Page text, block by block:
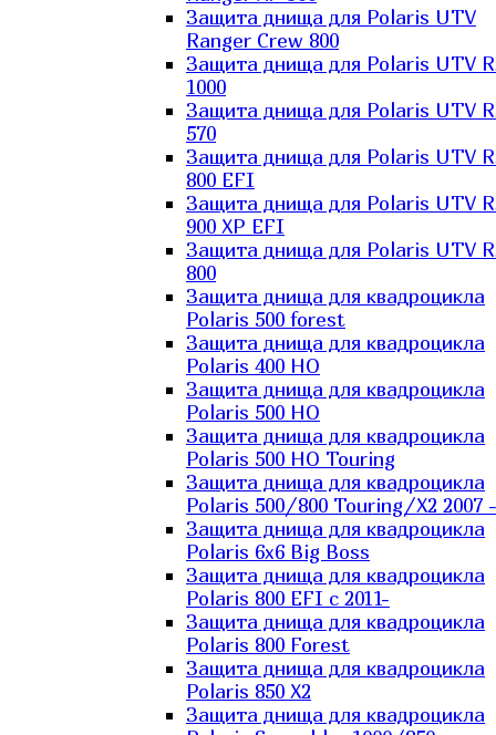
Защита днища для Polaris UTV
Ranger Сrew 800
Защита днища для Polaris UTV
1000
Защита днища для Polaris UTV
570
Защита днища для Polaris UTV
800 EFI
Защита днища для Polaris UTV
900 XP EFI
Защита днища для Polaris UTV
800
Защита днища для квадроцикла
Polaris 500 forest
Защита днища для квадроцикла
Polaris 400 HO
Защита днища для квадроцикла
Polaris 500 HO
Защита днища для квадроцикла
Polaris 500 HO Touring
Защита днища для квадроцикла
Polaris 500/800 Touring/X2 2007 -
Защита днища для квадроцикла
Polaris 6х6 Big Boss
Защита днища для квадроцикла
Polaris 800 EFI с 2011-
Защита днища для квадроцикла
Polaris 800 Forest
Защита днища для квадроцикла
Polaris 850 X2
Защита днища для квадроцикла